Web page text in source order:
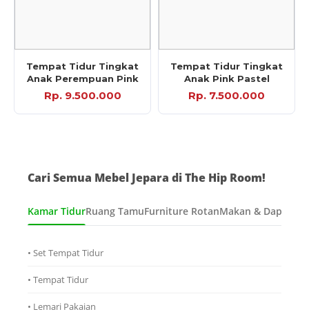
Tempat Tidur Tingkat
Anak Perempuan Pink
Rp. 9.500.000
Tempat Tidur Tingkat
Anak Pink Pastel
Rp. 7.500.000
Cari Semua Mebel Jepara di The Hip Room!
Kamar TidurRuang TamuFurniture RotanMakan & Dapur
• Set Tempat Tidur
• Tempat Tidur
• Lemari Pakaian